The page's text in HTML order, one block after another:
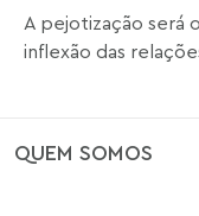
A pejotização será
inflexão das
QUEM SOMOS